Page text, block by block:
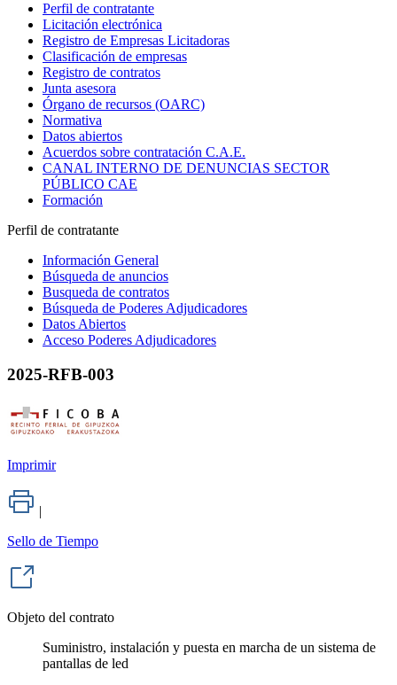
Perfil de contratante
Licitación electrónica
Registro de Empresas Licitadoras
Clasificación de empresas
Registro de contratos
Junta asesora
Órgano de recursos (OARC)
Normativa
Datos abiertos
Acuerdos sobre contratación C.A.E.
CANAL INTERNO DE DENUNCIAS SECTOR
PÚBLICO CAE
Formación
Perfil de contratante
Información General
Búsqueda de anuncios
Busqueda de contratos
Búsqueda de Poderes Adjudicadores
Datos Abiertos
Acceso Poderes Adjudicadores
2025-RFB-003
Imprimir
|
Sello de Tiempo
Objeto del contrato
Suministro, instalación y puesta en marcha de un sistema de
pantallas de led